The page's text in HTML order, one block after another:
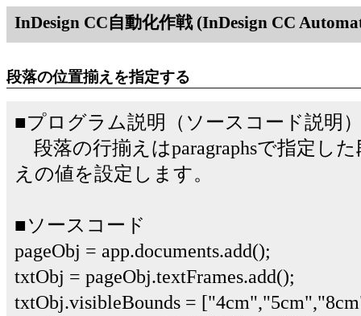
InDesign CC自動化作戦 (InDesign CC
段落の位置揃えを指定する
■プログラム説明（ソースコード説明
段落の行揃えはparagraphsで指定し
えの値を設定します。
■ソースコード
pageObj = app.documents.add();
txtObj = pageObj.textFrames.add();
txtObj.visibleBounds =